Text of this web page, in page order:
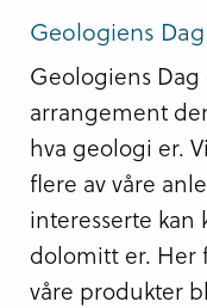
Geologiens
Geologiens
arrangement
hva geologi er.
flere av våre
interesserte kan
dolomitt er. Her
våre produkter